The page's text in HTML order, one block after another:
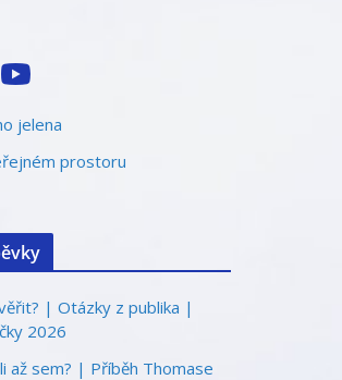
jelena
prostoru
| Otázky z publika |
2026
až sem? | Příběh Thomase